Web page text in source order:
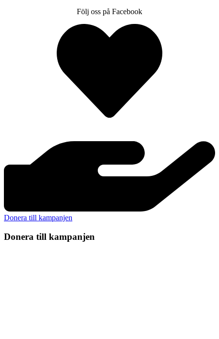
Följ oss på Facebook
Donera till kampanjen
Donera till kampanjen